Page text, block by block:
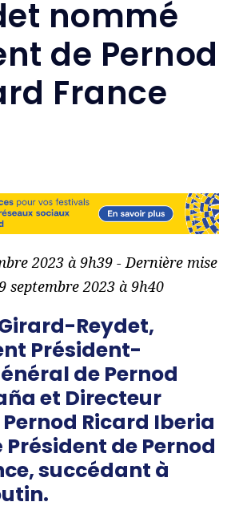
nommé
de Pernod
France
2023 à 9h39 - Dernière mise
septembre 2023 à 9h40
Reydet,
Président-
de Pernod
et Directeur
Ricard Iberia
de Pernod
succédant à